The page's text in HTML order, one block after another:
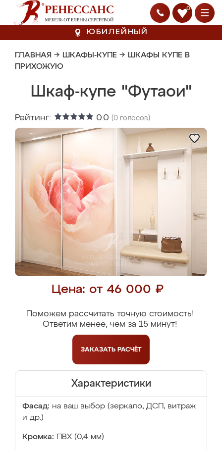
0
ЮБИЛЕЙНЫЙ
ГЛАВНАЯ → ШКАФЫ-КУПЕ → ШКАФЫ КУПЕ В
ПРИХОЖУЮ
Шкаф-купе "Футаои"
Рейтинг: 0.0 (0 голосов)
Цена: от 46 000 ₽
Поможем рассчитать точную стоимость!
Ответим менее, чем за 15 минут!
ЗАКАЗАТЬ РАСЧЁТ
Характеристики
Фасад: на ваш выбор (зеркало, ДСП, витраж
и др.)
Кромка: ПВХ (0,4 мм)